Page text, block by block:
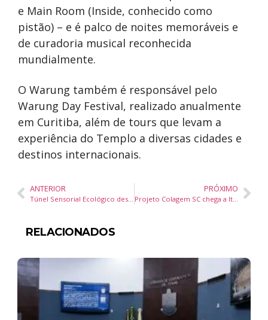
e Main Room (Inside, conhecido como
pistão) – e é palco de noites memoráveis e
de curadoria musical reconhecida
mundialmente.
O Warung também é responsável pelo
Warung Day Festival, realizado anualmente
em Curitiba, além de tours que levam a
experiência do Templo a diversas cidades e
destinos internacionais.
ANTERIOR PRÓXIMO
Projeto Colagem SC chega a Itajaí com oficina gratuita de colagem analógica e digital
RELACIONADOS